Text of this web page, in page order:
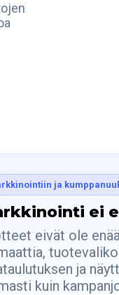
ja
ei
eivät ole
ja
kuin